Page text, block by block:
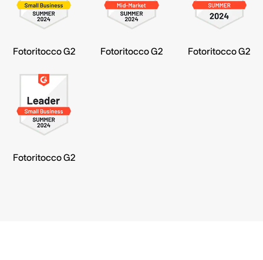
Fotoritocco G2 Fotoritocco G2 Fotoritocco G2
Fotoritocco G2